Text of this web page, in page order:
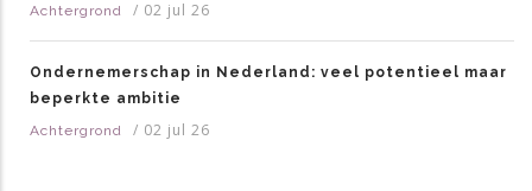
Achtergrond
/ 02 jul 26
Ondernemerschap in Nederland: veel potentieel maar
beperkte ambitie
Achtergrond
/ 02 jul 26